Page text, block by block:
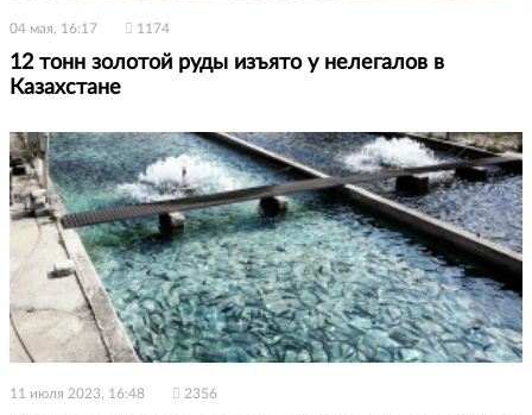
04 мая, 16:17 1174
12 тонн золотой руды изъято у нелегалов в
Казахстане
11 июля 2023, 16:48 2356